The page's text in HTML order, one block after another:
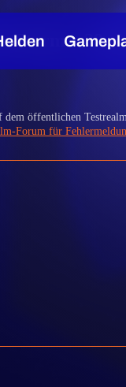
Storm – 29.
dem öffentlichen
Forum für